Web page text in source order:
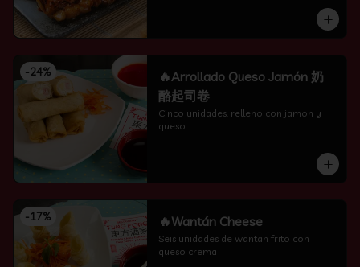
-24%
🔥Arrollado Queso Jamón 奶
酪起司卷
Cinco unidades. relleno con jamon y
queso
-17% 🔥Wantán Cheese
Seis unidades de wantan frito con
queso crema